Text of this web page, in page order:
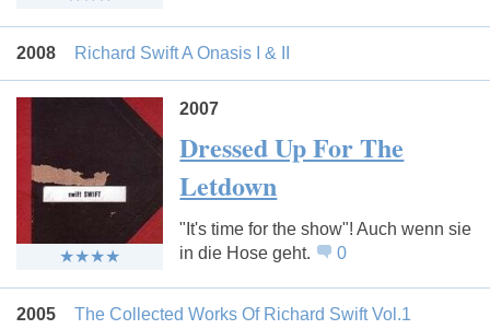
2008 Richard Swift A Onasis I & II
2007
Dressed Up For The
Letdown
"It's time for the show"! Auch wenn sie
in die Hose geht.
0
2005 The Collected Works Of Richard Swift Vol.1